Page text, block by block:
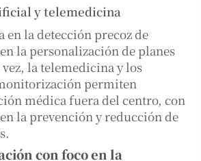
y telemedicina
en la detección precoz de
la personalización de planes
la telemedicina y los
permiten
médica fuera del centro, con
la prevención y reducción de
con foco en la